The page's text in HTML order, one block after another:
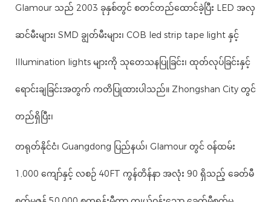
Glamour သည် 2003 ခုနှစ်တွင် စတင်တည်ထောင်ခဲ့ပြီး LED အလှ
ဆင်မီးများ၊ SMD ချွတ်မီးများ၊ COB led strip tape light နှင့်
Illumination lights များကို သုတေသနပြုခြင်း၊ ထုတ်လုပ်ခြင်းနှင့်
ရောင်းချခြင်းအတွက် ကတိပြုထားပါသည်။ Zhongshan City တွင်
တည်ရှိပြီး၊
တရုတ်နိုင်ငံ၊ Guangdong ပြည်နယ်၊ Glamour တွင် ဝန်ထမ်း
1,000 ကျော်နှင့် လစဉ် 40FT ကွန်တိန်နာ အလုံး 90 ရှိသည့် ခေတ်မီ